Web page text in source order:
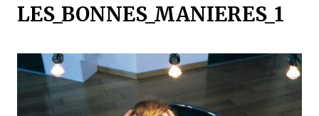
LES_BONNES_MANIERES_1